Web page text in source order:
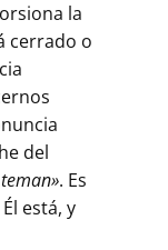
la
cerrado o
del
. Es
está, y